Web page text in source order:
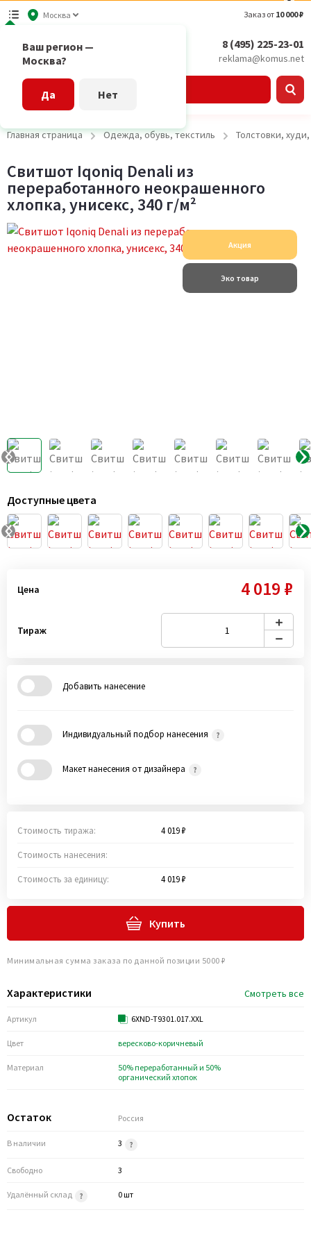
Москва
Ваш регион —
Москва?
Да Нет
Заказ от 10 000 ₽
8 (495) 225-23-01
reklama@komus.net
Главная страница Одежда, обувь, текстиль Толстовки,
Свитшот Iqoniq Denali из
переработанного неокрашенного
хлопка, унисекс, 340 г/м²
Акция
Эко товар
Доступные цвета
Характеристики Смотреть все
Артикул 6XND-T9301.017.XXL
Цвет вересково-коричневый
Материал
50% переработанный и 50%
органический хлопок
Остаток Россия
В наличии 3
Свободно 3
Удалённый склад 0 шт
Цена 4 019 ₽
Тираж
Добавить нанесение
Индивидуальный подбор нанесения
Макет нанесения от дизайнера
Стоимость тиража: 4 019 ₽
Стоимость нанесения:
Стоимость за единицу: 4 019 ₽
Купить
Минимальная сумма заказа по данной позиции 5000 ₽